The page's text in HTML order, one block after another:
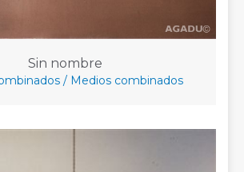
Sin nombre
/ Medios combinados